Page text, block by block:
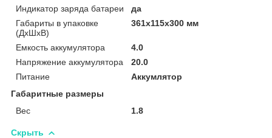
Индикатор заряда батареи
да
Габариты в упаковке
(ДхШхВ)
361x115x300 мм
Емкость аккумулятора
4.0
Напряжение аккумулятора
20.0
Питание
Аккумлятор
Габаритные размеры
Вес
1.8
Скрыть